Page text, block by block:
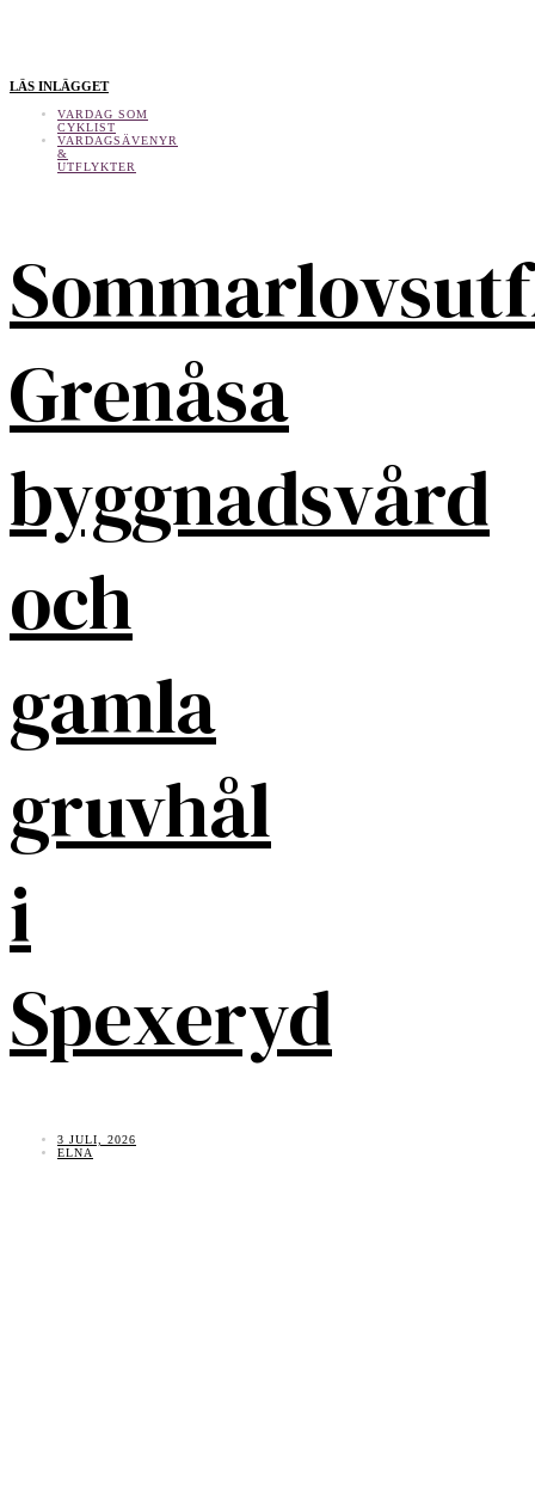
LÄS INLÄGGET
VARDAG SOM
CYKLIST
VARDAGSÄVENYR
&
UTFLYKTER
Grenåsa
byggnadsvård
och
gamla
gruvhål
i
Spexeryd
3 JULI, 2026
ELNA